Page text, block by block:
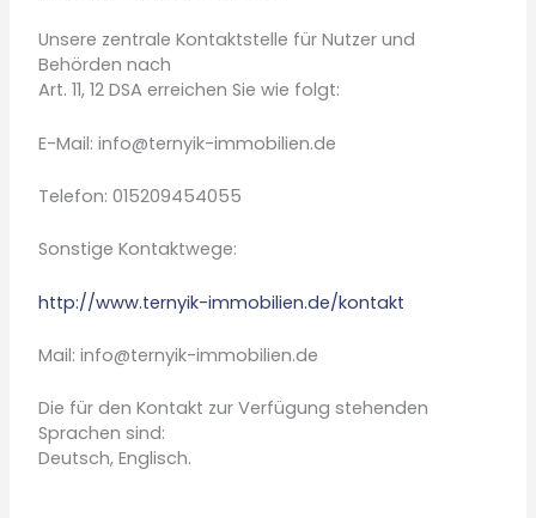
Unsere zentrale Kontaktstelle für Nutzer und
Behörden nach
Art. 11, 12 DSA erreichen Sie wie folgt:
E-Mail: info@ternyik-immobilien.de
Telefon: 015209454055
Sonstige Kontaktwege:
http://www.ternyik-immobilien.de/kontakt
Mail: info@ternyik-immobilien.de
Die für den Kontakt zur Verfügung stehenden
Sprachen sind:
Deutsch, Englisch.